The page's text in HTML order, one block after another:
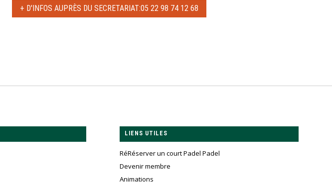
+ D'INFOS AUPRÈS DU SECRETARIAT:05 22 98 74 12 68
LIENS UTILES
RéRéserver un court Padel Padel
Devenir membre
Animations